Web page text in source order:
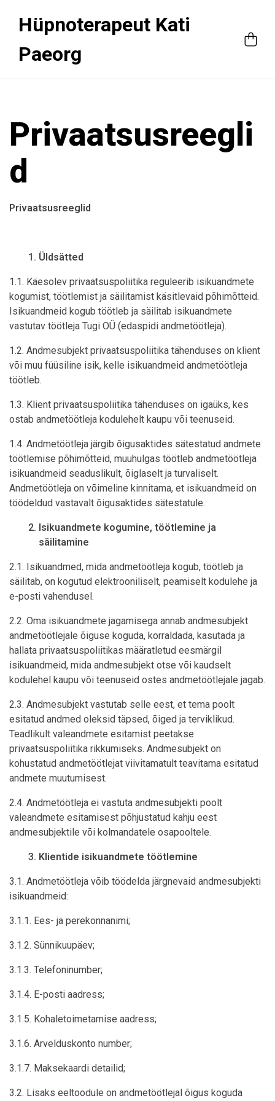
Hüpnoterapeut Kati
Paeorg
Privaatsusreegli
d
Privaatsusreeglid
Üldsätted
1.1. Käesolev privaatsuspoliitika reguleerib isikuandmete
kogumist, töötlemist ja säilitamist käsitlevaid põhimõtteid.
Isikuandmeid kogub töötleb ja säilitab isikuandmete
vastutav töötleja Tugi OÜ (edaspidi andmetöötleja).
1.2. Andmesubjekt privaatsuspoliitika tähenduses on klient
või muu füüsiline isik, kelle isikuandmeid andmetöötleja
töötleb.
1.3. Klient privaatsuspoliitika tähenduses on igaüks, kes
ostab andmetöötleja kodulehelt kaupu või teenuseid.
1.4. Andmetöötleja järgib õigusaktides sätestatud andmete
töötlemise põhimõtteid, muuhulgas töötleb andmetöötleja
isikuandmeid seaduslikult, õiglaselt ja turvaliselt.
Andmetöötleja on võimeline kinnitama, et isikuandmeid on
töödeldud vastavalt õigusaktides sätestatule.
Isikuandmete kogumine, töötlemine ja
säilitamine
2.1. Isikuandmed, mida andmetöötleja kogub, töötleb ja
säilitab, on kogutud elektrooniliselt, peamiselt kodulehe ja
e-posti vahendusel.
2.2. Oma isikuandmete jagamisega annab andmesubjekt
andmetöötlejale õiguse koguda, korraldada, kasutada ja
hallata privaatsuspoliitikas määratletud eesmärgil
isikuandmeid, mida andmesubjekt otse või kaudselt
kodulehel kaupu või teenuseid ostes andmetöötlejale jagab.
2.3. Andmesubjekt vastutab selle eest, et tema poolt
esitatud andmed oleksid täpsed, õiged ja terviklikud.
Teadlikult valeandmete esitamist peetakse
privaatsuspoliitika rikkumiseks. Andmesubjekt on
kohustatud andmetöötlejat viivitamatult teavitama esitatud
andmete muutumisest.
2.4. Andmetöötleja ei vastuta andmesubjekti poolt
valeandmete esitamisest põhjustatud kahju eest
andmesubjektile või kolmandatele osapooltele.
Klientide isikuandmete töötlemine
3.1. Andmetöötleja võib töödelda järgnevaid andmesubjekti
isikuandmeid:
3.1.1. Ees- ja perekonnanimi;
3.1.2. Sünnikuupäev;
3.1.3. Telefoninumber;
3.1.4. E-posti aadress;
3.1.5. Kohaletoimetamise aadress;
3.1.6. Arvelduskonto number;
3.1.7. Maksekaardi detailid;
3.2. Lisaks eeltoodule on andmetöötlejal õigus koguda